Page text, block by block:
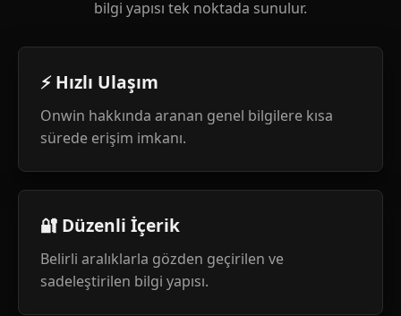
bilgi yapısı tek noktada sunulur.
⚡ Hızlı Ulaşım
Onwin hakkında aranan genel bilgilere kısa
sürede erişim imkanı.
🔐 Düzenli İçerik
Belirli aralıklarla gözden geçirilen ve
sadeleştirilen bilgi yapısı.